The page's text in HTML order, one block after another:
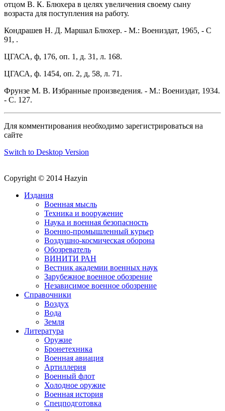
отцом В. К. Блюхера в целях увеличения своему сыну
возраста для поступления на работу.
Кондрашев Н. Д. Маршал Блюхер. - М.: Воениздат, 1965, - С
91, .
ЦГАСА, ф, 176, оп. 1, д. 31, л. 168.
ЦГАСА, ф. 1454, оп. 2, д, 58, л. 71.
Фрунзе М. В. Избранные произведения. - М.: Воениздат, 1934.
- С. 127.
Для комментирования необходимо зарегистрироваться на
сайте
Switch to Desktop Version
Copyright © 2014 Hazyin
Издания
Военная мысль
Техника и вооружение
Наука и военная безопасность
Военно-промышленный курьер
Воздушно-космическая оборона
Обозреватель
ВИНИТИ РАН
Вестник академии военных наук
Зарубежное военное обозрение
Независимое военное обозрение
Справочники
Воздух
Вода
Земля
Литература
Оружие
Бронетехника
Военная авиация
Артиллерия
Военный флот
Холодное оружие
Военная история
Спецподготовка